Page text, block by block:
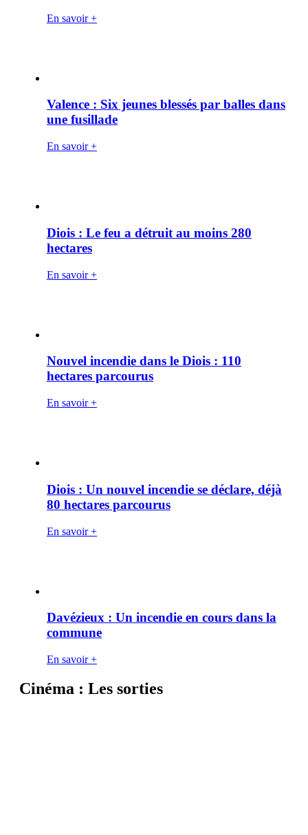
En savoir +
Valence : Six jeunes blessés par balles dans
une fusillade
En savoir +
Diois : Le feu a détruit au moins 280
hectares
En savoir +
Nouvel incendie dans le Diois : 110
hectares parcourus
En savoir +
Diois : Un nouvel incendie se déclare, déjà
80 hectares parcourus
En savoir +
Davézieux : Un incendie en cours dans la
commune
En savoir +
Cinéma : Les sorties